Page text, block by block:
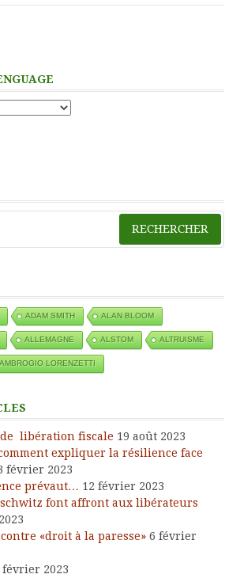
ADAM SMITH ALAN BLOOM
ALLEMAGNE ALSTOM ALTRUISME
AMBROGIO LORENZETTI
libération fiscale 19 août 2023
expliquer la résilience face
février 2023
prévaut… 12 février 2023
font affront aux libérateurs
«droit à la paresse» 6 février
février 2023